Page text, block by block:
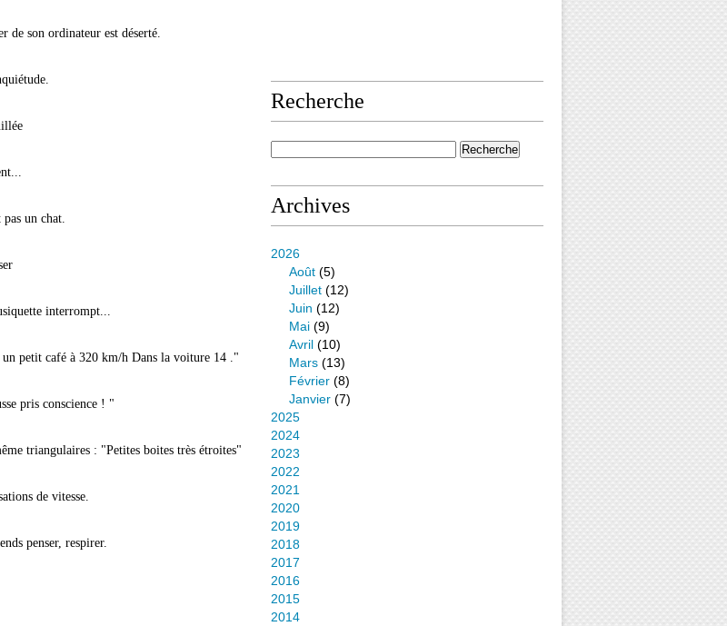
de son ordinateur est déserté.
un chat.
interrompt...
petit café à 320 km/h Dans la voiture 14 ."
pris conscience ! "
triangulaires : "Petites boites très étroites"
de vitesse.
penser, respirer.
Recherche
Archives
2026
Août (5)
Juillet (12)
Juin (12)
Mai (9)
Avril (10)
Mars (13)
Février (8)
Janvier (7)
2025
2024
2023
2022
2021
2020
2019
2018
2017
2016
2015
2014